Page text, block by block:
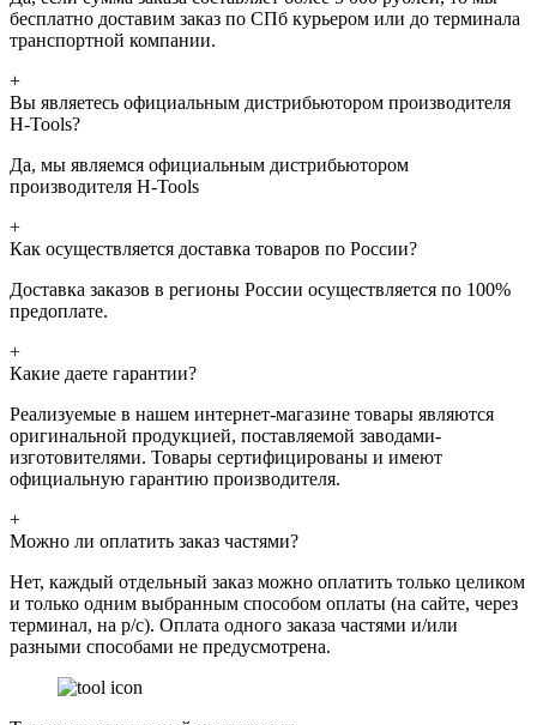
бесплатно доставим заказ по СПб курьером или до терминала
транспортной компании.
+
Вы являетесь официальным дистрибьютором производителя
H-Tools?
Да, мы являемся официальным дистрибьютором
производителя H-Tools
+
Как осуществляется доставка товаров по России?
Доставка заказов в регионы России осуществляется по 100%
предоплате.
+
Какие даете гарантии?
Реализуемые в нашем интернет-магазине товары являются
оригинальной продукцией, поставляемой заводами-
изготовителями. Товары сертифицированы и имеют
официальную гарантию производителя.
+
Можно ли оплатить заказ частями?
Нет, каждый отдельный заказ можно оплатить только целиком
и только одним выбранным способом оплаты (на сайте, через
терминал, на р/с). Оплата одного заказа частями и/или
разными способами не предусмотрена.